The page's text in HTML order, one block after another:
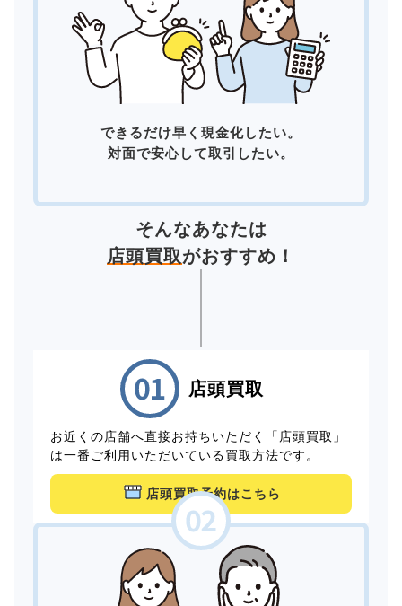
できるだけ早く現金化したい。
対面で安心して取引したい。
そんなあなたは
店頭買取がおすすめ！
店頭買取
お近くの店舗へ直接お持ちいただく「店頭買取」
は一番ご利用いただいている買取方法です。
店頭買取予約はこちら